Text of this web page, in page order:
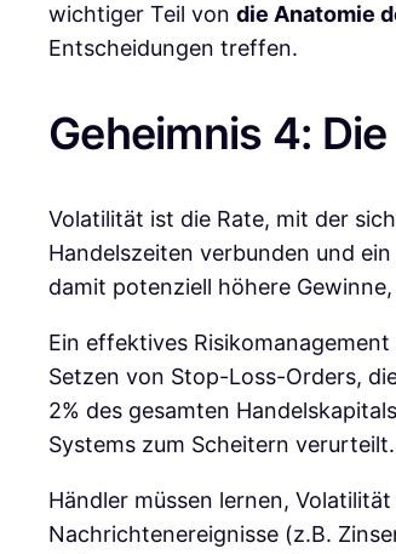
wichtiger Teil von die Anatomie
Entscheidungen treffen.
Geheimnis 4:
Volatilität ist die Rate, mit der
Handelszeiten verbunden und
damit potenziell höhere
Ein effektives
Setzen von Stop-Loss-Orders,
2% des gesamten
Systems zum Scheitern verurteilt.
Händler müssen lernen,
Nachrichtenereignisse (z.B.